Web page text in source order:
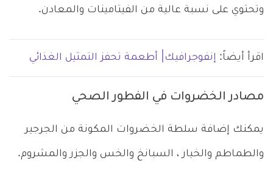
وتحتوي على نسبة عالية من الفيتامينات والمعادن.
اقرأ أيضاً: إنفوجرافيك| أطعمة تحفز التمثيل الغذائي
مصادر الخضروات في الفطور الصحي
يمكنك إضافة سلطة الخضروات المكونة من الجرجير
والطماطم والخيار ، السبانخ والخس والجزر والمشروم.